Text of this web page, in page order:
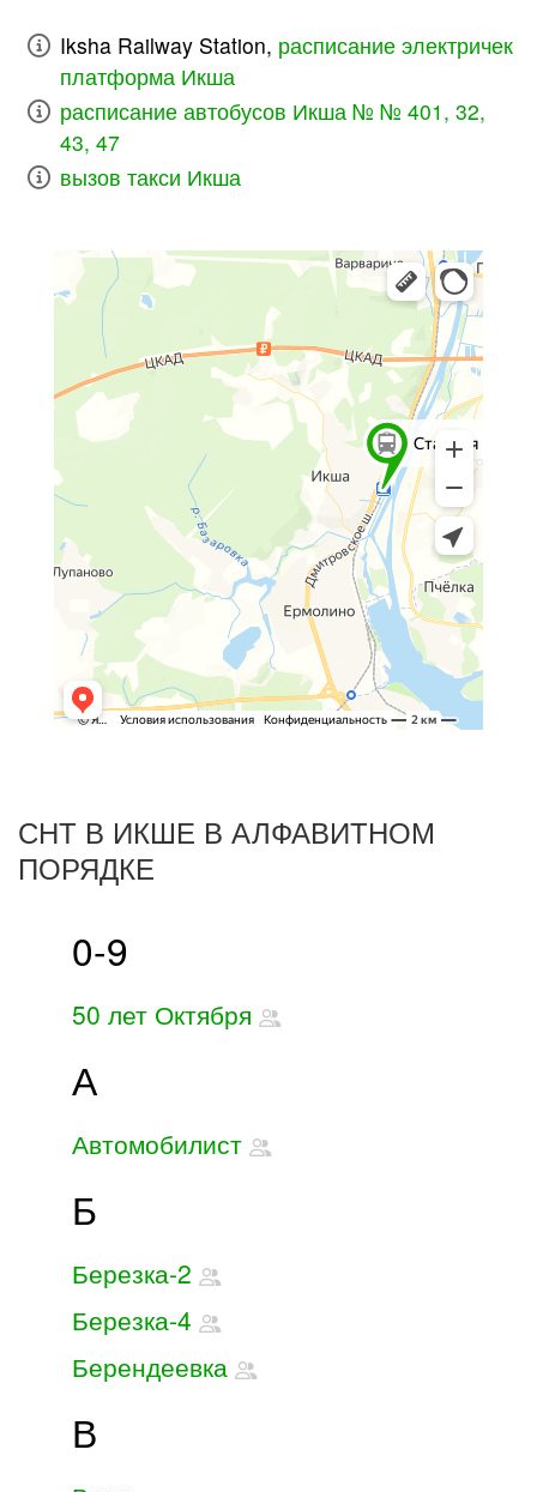
Iksha Railway Station, расписание электричек
платформа Икша
расписание автобусов Икша № № 401, 32,
43, 47
вызов такси Икша
СНТ В ИКШЕ В АЛФАВИТНОМ
ПОРЯДКЕ
0-9
50 лет Октября
А
Автомобилист
Б
Березка-2
Березка-4
Берендеевка
В